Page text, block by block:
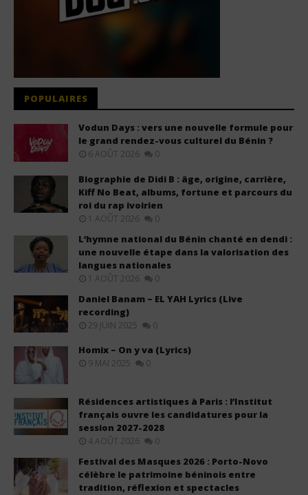
POPULAIRES
Vodun Days : vers une nouvelle formule pour
le grand rendez-vous culturel du Bénin ?
6 AOÛT 2026 0
Biographie de Didi B : âge, origine, carrière,
Kiff No Beat, albums, fortune et parcours du
roi du rap ivoirien
1 AOÛT 2026 0
L’hymne national du Bénin chanté en dendi :
une nouvelle étape dans la valorisation des
langues nationales
1 AOÛT 2026 0
Daniel Banam – EL YAH Lyrics (Live
recording)
29 JUIN 2025 0
Homix – On y va (Lyrics)
9 MAI 2025 0
Résidences artistiques à Paris : l’Institut
français ouvre les candidatures pour la
session 2027-2028
4 AOÛT 2026 0
Festival des Masques 2026 : Porto-Novo
célèbre le patrimoine béninois entre
tradition, réflexion et spectacles